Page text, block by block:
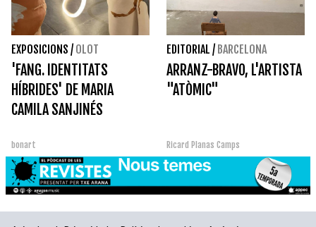
EXPOSICIONS / OLOT
'FANG. IDENTITATS
HÍBRIDES' DE MARIA
CAMILA SANJINÉS
bonart
EDITORIAL / BARCELONA
ARRANZ-BRAVO, L'ARTISTA
"ATÒMIC"
Ricard Planas Camps